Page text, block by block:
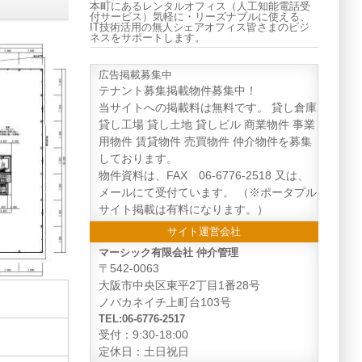
本町にあるレンタルオフィス（人工知能電話受
付サービス）気軽に・リーズナブルに使える、
IT技術活用の無人シェアオフィス皆さまのビジ
ネスをサポートします。
広告掲載募集中
テナント募集掲載物件募集中！
当サイトへの掲載料は無料です。 貸し倉庫
貸し工場 貸し土地 貸しビル 商業物件 事業
用物件 賃貸物件 売買物件 仲介物件を募集
しております。
物件資料は、FAX 06-6776-2518 又は、
メールにて受付ています。 （※ポータプル
サイト掲載は有料になります。）
サイト運営会社
マーシック有限会社 仲介管理
〒542-0063
大阪市中央区東平2丁目1番28号
ノバカネイチ上町台103号
TEL:06-6776-2517
受付：9:30-18:00
定休日：土日祝日